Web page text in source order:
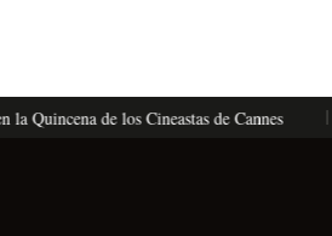
de los Cineastas de Cannes